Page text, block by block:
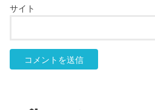
サイト